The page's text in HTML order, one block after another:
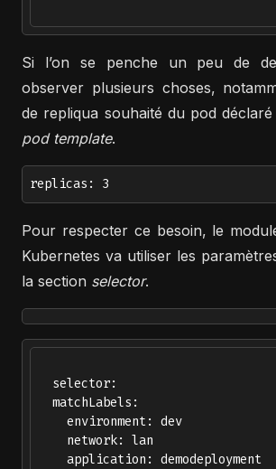
Si l’on se penche un peu de
observer plusieurs choses,
de repliqua souhaité du pod
pod template.
replicas: 3
Pour respecter ce besoin, le
Kubernetes va utiliser les
la section selector.
  selector:
  matchLabels:
    environment: dev
    network: lan
    application: demodeployment